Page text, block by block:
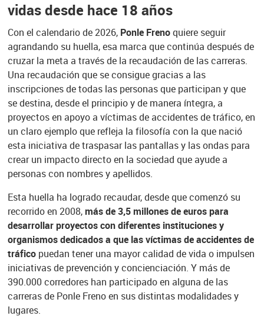
vidas desde hace 18 años
Con el calendario de 2026, Ponle Frenoquiere seguir
agrandando su huella, esa marca que continúa después de
cruzar la meta a través de la recaudación de las carreras.
Una recaudación que se consigue gracias a las
inscripciones de todas las personas que participan y que
se destina, desde el principio y de manera íntegra, a
proyectos en apoyo a víctimas de accidentes de tráfico, en
un claro ejemplo que refleja la filosofía con la que nació
esta iniciativa de traspasar las pantallas y las ondas para
crear un impacto directo en la sociedad que ayude a
personas con nombres y apellidos.
Esta huella ha logrado recaudar, desde que comenzó su
recorrido en 2008,más de 3,5 millones de euros para
desarrollar proyectos con diferentes instituciones y
organismos dedicados a que las víctimas de accidentes de
tráficopuedan tener una mayor calidad de vida o impulsen
iniciativas de prevención y concienciación. Y más de
390.000 corredores han participado en alguna de las
carreras de Ponle Freno en sus distintas modalidades y
lugares.